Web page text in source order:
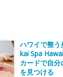
ハワイで整
kai Spa
カードで自分
を見つける